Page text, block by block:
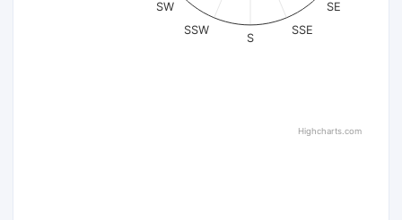
SE
SSE
S
SSW
SW
Highcharts.com